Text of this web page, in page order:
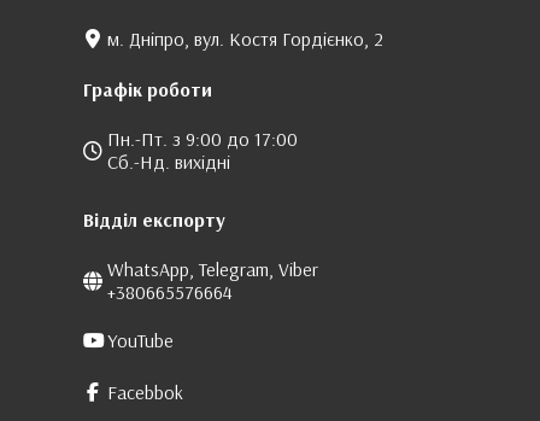
м. Дніпро, вул. Костя Гордієнко, 2
Графік роботи
Пн.-Пт. з 9:00 до 17:00
Сб.-Нд. вихідні
Відділ експорту
WhatsApp, Telegram, Viber
+380665576664
YouTube
Facebbok